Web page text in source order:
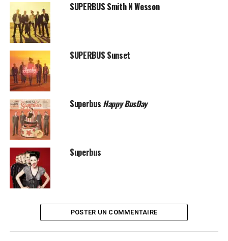
SUPERBUS Smith N Wesson
SUPERBUS Sunset
Superbus Happy BusDay
Superbus
POSTER UN COMMENTAIRE